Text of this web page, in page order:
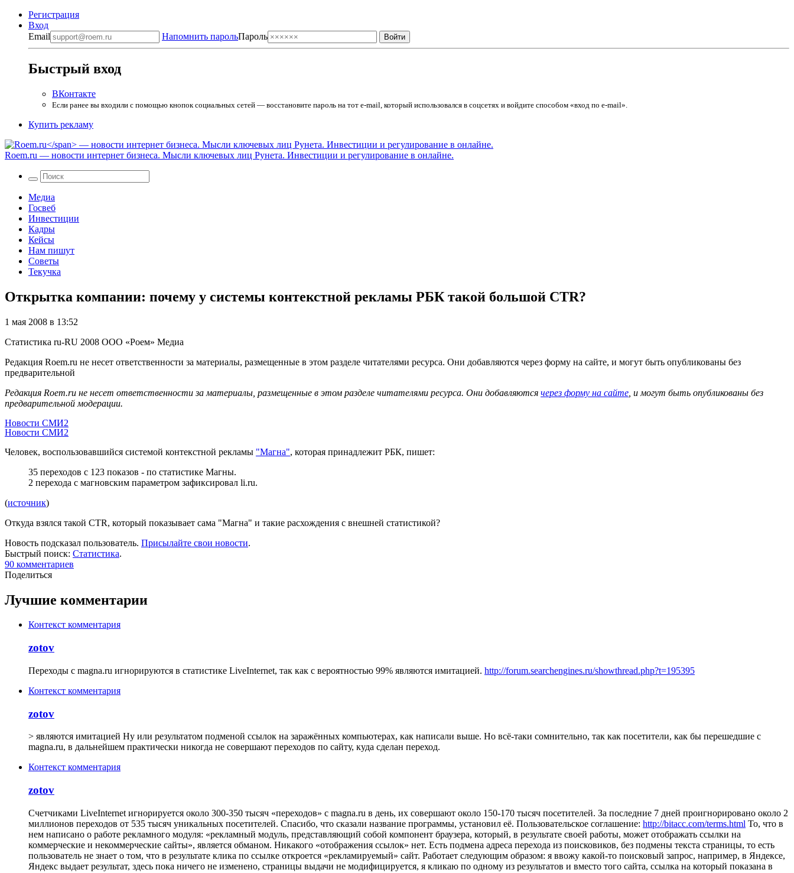
Регистрация
Вход
Email
Напомнить парольПароль
Быстрый вход
ВКонтакте
Если ранее вы входили с помощью кнопок социальных сетей — восстановите пароль на тот e-mail, который использовался в соцсетях и войдите способом «вход по e-mail».
Купить рекламу
Roem.ru — новости интернет бизнеса. Мысли ключевых лиц Рунета. Инвестиции и регулирование в онлайне.
Медиа
Госвеб
Инвестиции
Кадры
Кейсы
Нам пишут
Советы
Текучка
Открытка компании: почему у системы контекстной рекламы РБК такой большой CTR?
1 мая 2008 в 13:52
Статистика ru-RU 2008 ООО «Роем» Медиа
Редакция Roem.ru не несет ответственности за материалы, размещенные в этом разделе читателями ресурса. Они добавляются через форму на сайте, и могут быть опубликованы без
предварительной
Редакция Roem.ru не несет ответственности за материалы, размещенные в этом разделе читателями ресурса. Они добавляются через форму на сайте , и могут быть опубликованы без
предварительной модерации.
Новости СМИ2
Новости СМИ2
Человек, воспользовавшийся системой контекстной рекламы "Магна", которая принадлежит РБК, пишет:
35 переходов с 123 показов - по статистике Магны.
2 перехода с магновским параметром зафиксировал li.ru.
(источник)
Откуда взялся такой CTR, который показывает сама "Магна" и такие расхождения с внешней статистикой?
Новость подсказал пользователь. Присылайте свои новости.
Быстрый поиск: Статистика.
90 комментариев
Поделиться
Лучшие комментарии
Контекст комментария
zotov
Переходы с magna.ru игнорируются в статистике LiveInternet, так как с вероятностью 99% являются имитацией. http://forum.searchengines.ru/showthread.php?t=195395
Контекст комментария
zotov
> являются имитацией Ну или результатом подменой ссылок на заражённых компьютерах, как написали выше. Но всё-таки сомнительно, так как посетители, как бы перешедшие с
magna.ru, в дальнейшем практически никогда не совершают переходов по сайту, куда сделан переход.
Контекст комментария
zotov
Счетчиками LiveInternet игнорируется около 300-350 тысяч «переходов» с magna.ru в день, их совершают около 150-170 тысяч посетителей. За последние 7 дней проигнорировано около 2
миллионов переходов от 535 тысяч уникальных посетителей. Спасибо, что сказали название программы, установил её. Пользовательское соглашение: http://bitacc.com/terms.html То, что в
нем написано о работе рекламного модуля: «рекламный модуль, представляющий собой компонент браузера, который, в результате своей работы, может отображать ссылки на
коммерческие и некоммерческие сайты», является обманом. Никакого «отображения ссылок» нет. Есть подмена адреса перехода из поисковиков, без подмены текста страницы, то есть
пользователь не знает о том, что в результате клика по ссылке откроется «рекламируемый» сайт. Работает следующим образом: я ввожу какой-то поисковый запрос, например, в Яндексе,
Яндекс выдает результат, здесь пока ничего не изменено, страницы выдачи не модифицируется, я кликаю по одному из результатов и вместо того сайта, ссылка на который показана в